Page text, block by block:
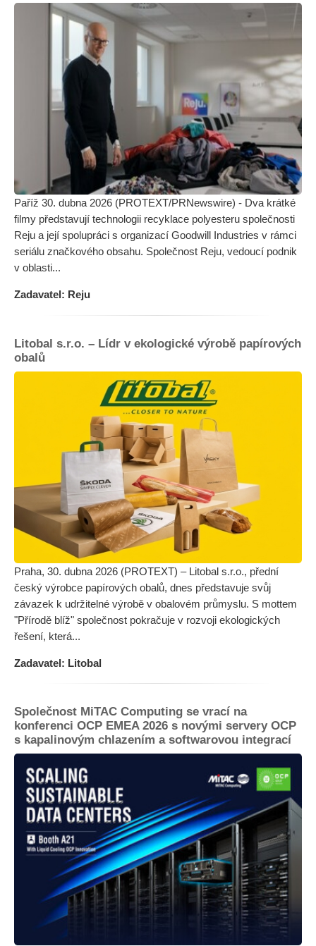
Paříž 30. dubna 2026 (PROTEXT/PRNewswire) - Dva krátké
filmy představují technologii recyklace polyesteru společnosti
Reju a její spolupráci s organizací Goodwill Industries v rámci
seriálu značkového obsahu. Společnost Reju, vedoucí podnik
v oblasti...
Zadavatel: Reju
Litobal s.r.o. – Lídr v ekologické výrobě papírových
obalů
Praha, 30. dubna 2026 (PROTEXT) – Litobal s.r.o., přední
český výrobce papírových obalů, dnes představuje svůj
závazek k udržitelné výrobě v obalovém průmyslu. S mottem
"Přírodě blíž" společnost pokračuje v rozvoji ekologických
řešení, která...
Zadavatel: Litobal
Společnost MiTAC Computing se vrací na
konferenci OCP EMEA 2026 s novými servery OCP
s kapalinovým chlazením a softwarovou integrací